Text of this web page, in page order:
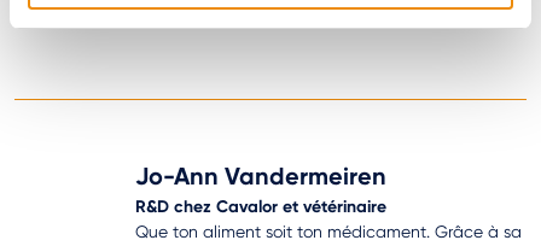
Jo-Ann Vandermeiren
R&D chez Cavalor et vétérinaire
Que ton aliment soit ton médicament. Grâce à sa